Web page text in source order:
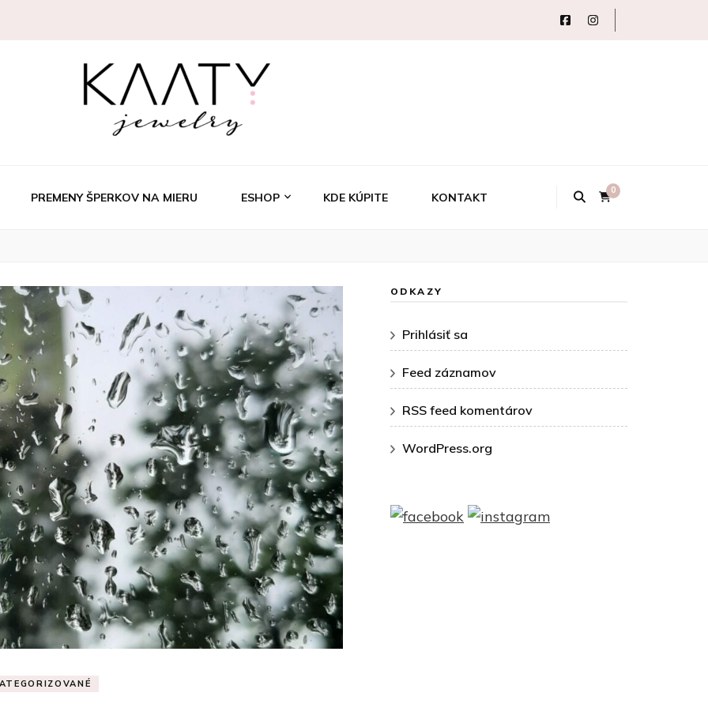
PREMENY ŠPERKOV NA MIERU ESHOP KDE KÚPITE KONTAKT
0
ODKAZY
Prihlásiť sa
Feed záznamov
RSS feed komentárov
WordPress.org